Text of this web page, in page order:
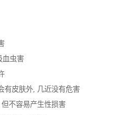
血虫害
有皮肤外, 几近没有危害
不容易产生性损害